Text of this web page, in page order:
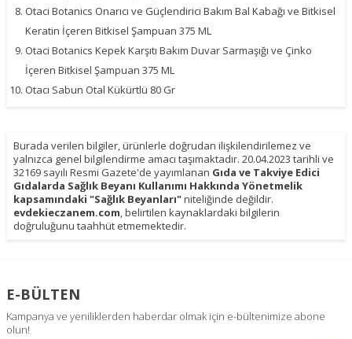
Otaci Botanics Onarıcı ve Güçlendirici Bakım Bal Kabağı ve Bitkisel
Keratin İçeren Bitkisel Şampuan 375 ML
Otaci Botanics Kepek Karşıtı Bakım Duvar Sarmaşığı ve Çinko
İçeren Bitkisel Şampuan 375 ML
Otacı Sabun Otal Kükürtlü 80 Gr
Burada verilen bilgiler, ürünlerle doğrudan ilişkilendirilemez ve
yalnızca genel bilgilendirme amacı taşımaktadır. 20.04.2023 tarihli ve
32169 sayılı Resmi Gazete'de yayımlanan Gıda ve Takviye Edici
Gıdalarda Sağlık Beyanı Kullanımı Hakkında Yönetmelik
kapsamındaki "Sağlık Beyanları"niteliğinde değildir.
evdekieczanem.com, belirtilen kaynaklardaki bilgilerin
doğruluğunu taahhüt etmemektedir.
E-BÜLTEN
Kampanya ve yeniliklerden haberdar olmak için e-bültenimize abone
olun!